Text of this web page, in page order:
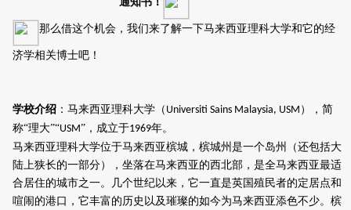
那么借这个机会，我们来了解一下马来西亚理科大学和它的经
济学相关博士吧 ！
学校介绍 ：马来西亚理科大学（ Universiti Sains Malaysia, USM ），简
称“理大”“USM”，成立于1969年。
马来西亚理科大学位于马来西亚槟城，槟城州是一个岛州（还包括大
陆上狭长的一部分），坐落在马来西亚的西北部，是全马来西亚最适
合居住的城市之一。几个世纪以来，它一直是英国殖民者的定居点和
喧闹的港口，它丰富的历史以及璀璨的如今为马来西亚添色不少。槟